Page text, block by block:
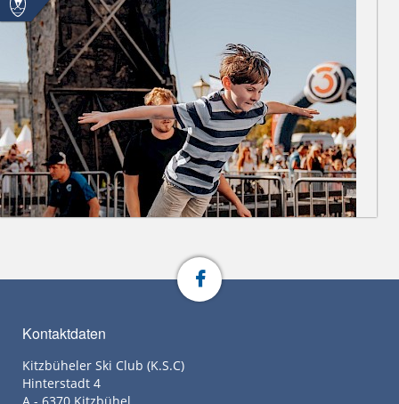
Kontaktdaten
Kitzbüheler Ski Club (K.S.C)
Hinterstadt 4